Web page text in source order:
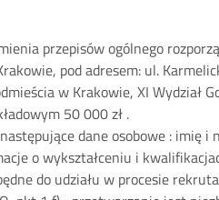
przepisów ogólnego
pod adresem: ul.
w Krakowie, XI Wydział
50 000 zł .
dane osobowe : imię i
o wykształceniu i
do udziału w procesie